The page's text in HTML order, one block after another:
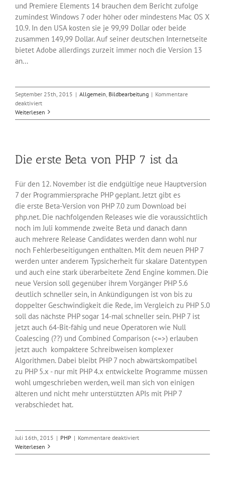
und Premiere Elements 14 brauchen dem Bericht zufolge
zumindest Windows 7 oder höher oder mindestens Mac OS X
10.9. In den USA kosten sie je 99,99 Dollar oder beide
zusammen 149,99 Dollar. Auf seiner deutschen Internetseite
bietet Adobe allerdings zurzeit immer noch die Version 13
an...
September 25th, 2015 | Allgemein Bildbearbeitung | Kommentare
deaktiviertfür
Adobe
bringt
heraus
Weiterlesen
Die erste Beta von PHP 7 ist da
Für den 12. November ist die endgültige neue Hauptversion
7 der Programmiersprache PHP geplant. Jetzt gibt es
die erste Beta-Version von PHP 7.0 zum Download bei
php.net. Die nachfolgenden Releases wie die voraussichtlich
noch im Juli kommende zweite Beta und danach dann
auch mehrere Release Candidates werden dann wohl nur
noch Fehlerbeseitigungen enthalten. Mit dem neuen PHP 7
werden unter anderem Typsicherheit für skalare Datentypen
und auch eine stark überarbeitete Zend Engine kommen. Die
neue Version soll gegenüber ihrem Vorgänger PHP 5.6
deutlich schneller sein, in Ankündigungen ist von bis zu
doppelter Geschwindigkeit die Rede, im Vergleich zu PHP 5.0
soll das nächste PHP sogar 14-mal schneller sein. PHP 7 ist
jetzt auch 64-Bit-fähig und neue Operatoren wie Null
Coalescing (??) und Combined Comparison (<=>) erlauben
jetzt auch kompaktere Schreibweisen komplexer
Algorithmen. Dabei bleibt PHP 7 noch abwärtskompatibel
zu PHP 5.x - nur mit PHP 4.x entwickelte Programme müssen
wohl umgeschrieben werden, weil man sich von einigen
älteren und nicht mehr unterstützten APIs mit PHP 7
verabschiedet hat.
Juli 16th, 2015 | PHP | Kommentare deaktiviertfür
erste
Weiterlesen